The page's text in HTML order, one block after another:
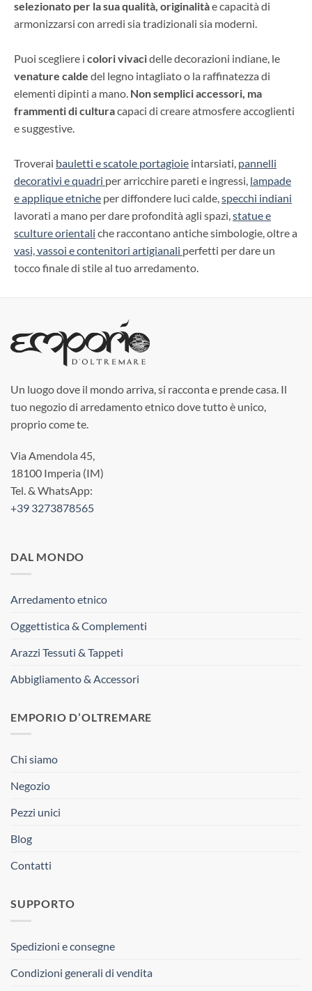
selezionato per la sua qualità, originalitàe capacità di
armonizzarsi con arredi sia tradizionali sia moderni.
Puoi scegliere i colori vivacidelle decorazioni indiane, le
venature calde del legno intagliato o la raffinatezza di
elementi dipinti a mano. Non semplici accessori, ma
frammenti di culturacapaci di creare atmosfere accoglienti
e suggestive.
Troverai bauletti e scatole portagioie intarsiati, pannelli
decorativi e quadri per arricchire pareti e ingressi, lampade
e applique etniche per diffondere luci calde,specchi indiani
lavorati a mano per dare profondità agli spazi,statue e
sculture orientali che raccontano antiche simbologie, oltre a
vasi, vassoi e contenitori artigianali perfetti per dare un
tocco finale di stile al tuo arredamento.
Un luogo dove il mondo arriva, si racconta e prende casa. Il
tuo negozio di arredamento etnico dove tutto è unico,
proprio come te.
Via Amendola 45,
18100 Imperia (IM)
Tel. & WhatsApp:
+39 3273878565
DAL MONDO
Arredamento etnico
Oggettistica & Complementi
Arazzi Tessuti & Tappeti
Abbigliamento & Accessori
EMPORIO D’OLTREMARE
Chi siamo
Negozio
Pezzi unici
Blog
Contatti
SUPPORTO
Spedizioni e consegne
Condizioni generali di vendita